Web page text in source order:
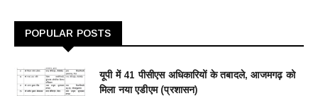
POPULAR POSTS
यूपी में 41 पीसीएस अधिकारियों के तबादले, आजमगढ़ को
मिला नया एडीएम (प्रशासन)